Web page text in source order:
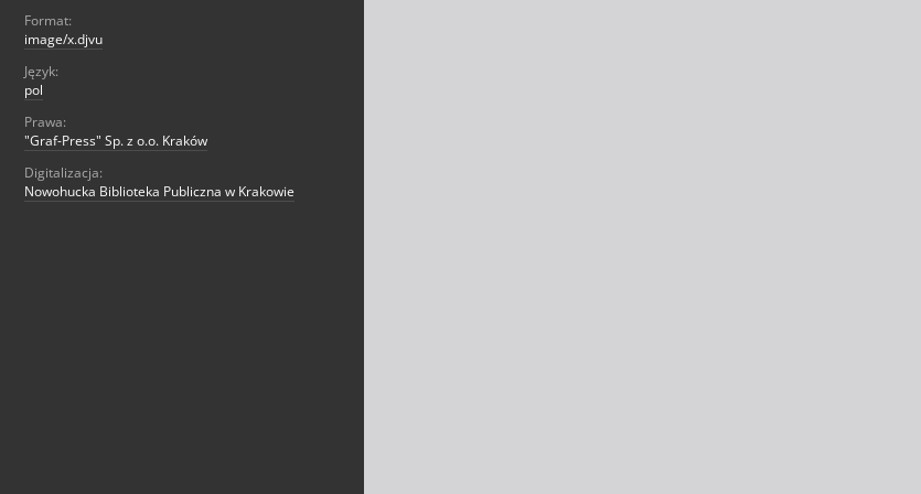
Format:
image/x.djvu
Język:
pol
Prawa:
"Graf-Press" Sp. z o.o. Kraków
Digitalizacja:
Nowohucka Biblioteka Publiczna w Krakowie